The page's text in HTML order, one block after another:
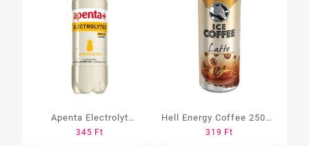
Apenta Electrolyt
vitaminital 750ml
345 Ft
Hell Energy Coffee 250ml
Latte
319 Ft